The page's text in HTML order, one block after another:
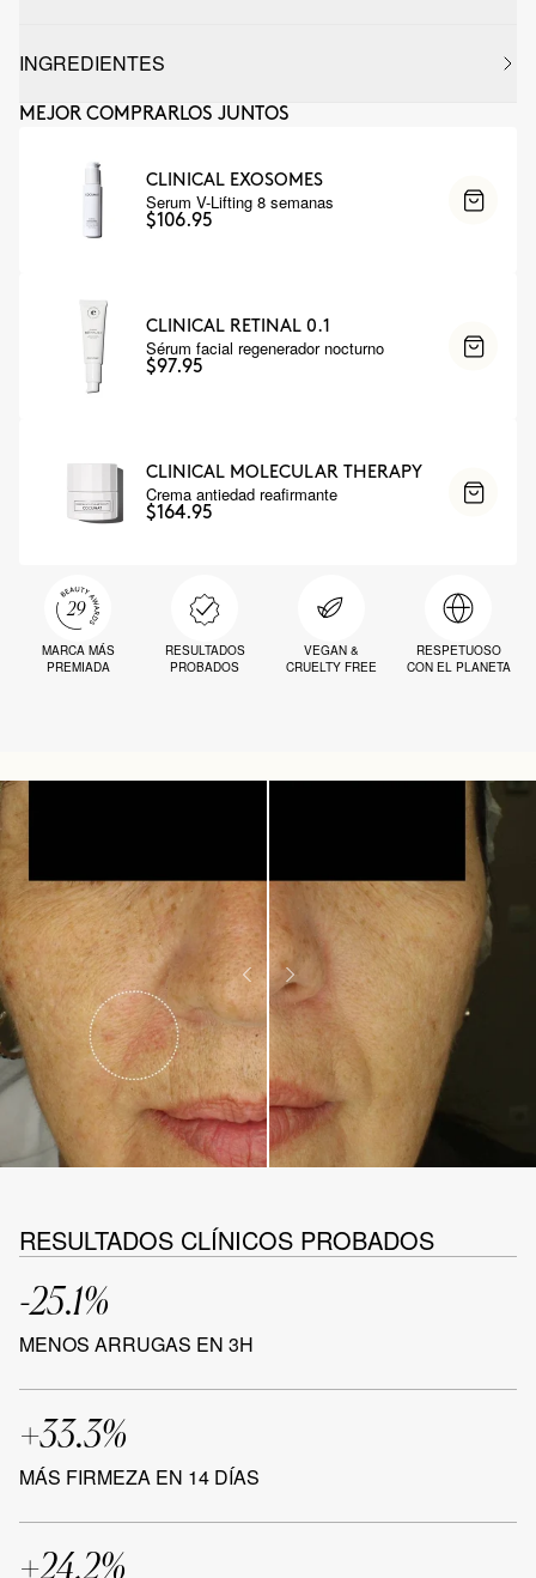
INGREDIENTES
MEJOR COMPRARLOS JUNTOS
CLINICAL EXOSOMES
Serum V-Lifting 8 semanas
$106.95
CLINICAL RETINAL 0.1
Sérum facial regenerador nocturno
$97.95
CLINICAL MOLECULAR THERAPY
Crema antiedad reafirmante
$164.95
MARCA MÁS
PREMIADA
RESULTADOS
PROBADOS
VEGAN &
CRUELTY FREE
RESPETUOSO
CON EL PLANETA
RESULTADOS CLÍNICOS PROBADOS
-25.1%
MENOS ARRUGAS EN 3H
+33.3%
MÁS FIRMEZA EN 14 DÍAS
+24,2%